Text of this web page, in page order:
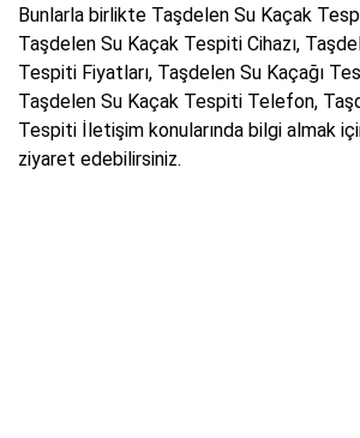
Bunlarla birlikte Taşdelen Su Kaçak
Taşdelen Su Kaçak Tespiti Cihazı,
Tespiti Fiyatları, Taşdelen Su Kaçağı
Taşdelen Su Kaçak Tespiti Telefon,
Tespiti İletişim konularında bilgi almak
ziyaret edebilirsiniz.